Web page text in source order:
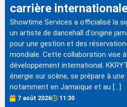
carrière
Showtime Services a officialisé la
un artiste de dancehall d'origine
pour une gestion et des
mondiale. Cette collaboration vise
développement international.
énergie sur scène, se prépare à
notamment en Jamaïque et au […]
7 août 2026 11:30